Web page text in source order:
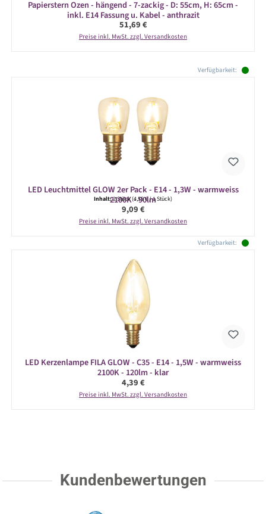
Papierstern Ozen - hängend - 7-zackig - D: 55cm, H: 65cm -
inkl. E14 Fassung u. Kabel - anthrazit
Regulärer Preis:
51,69 €
Preise inkl. MwSt. zzgl. Versandkosten
Verfügbarkeit:
LED Leuchtmittel GLOW 2er Pack - E14 - 1,3W - warmweiss
2100K - 90lm
Inhalt:2 Stück(4,55 € / 1 Stück)
Regulärer Preis:
9,09 €
Preise inkl. MwSt. zzgl. Versandkosten
Verfügbarkeit:
LED Kerzenlampe FILA GLOW - C35 - E14 - 1,5W - warmweiss
2100K - 120lm - klar
Regulärer Preis:
4,39 €
Preise inkl. MwSt. zzgl. Versandkosten
Kundenbewertungen